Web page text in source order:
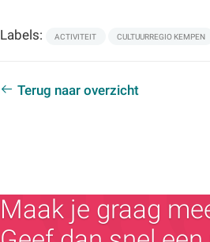
Labels: ACTIVITEIT CULTUURREGIO KEMPEN
Terug naar overzicht
Maak je graag